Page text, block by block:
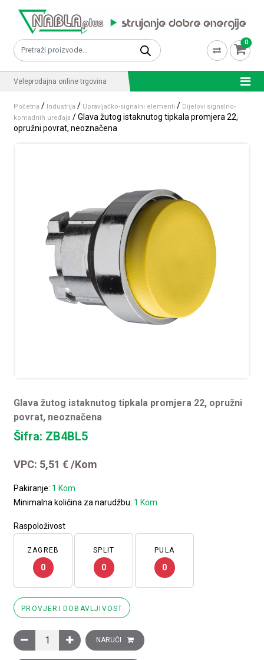
Pretraži: 0
Veleprodajna online trgovina
Početna / Industrija / Upravljačko-signalni elementi / Dijelovi signalno-
komadnih uređaja / Glava žutog istaknutog tipkala promjera 22,
opružni povrat, neoznačena
Glava žutog istaknutog tipkala promjera 22, opružni
povrat, neoznačena
Šifra: ZB4BL5
VPC: 5,51€ /Kom
Pakiranje: 1 Kom
Minimalna količina za narudžbu: 1 Kom
Raspoloživost
ZAGREB
0
SPLIT
0
PULA
0
PROVJERI DOBAVLJIVOST
Glava žutog istaknutog tipkala promjera 22, opružni povrat,
NARUČI